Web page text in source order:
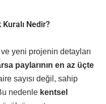
Nedir?
yeni projenin detayları
paylarının en az üçte
sayısı değil, sahip
nedenle kentsel